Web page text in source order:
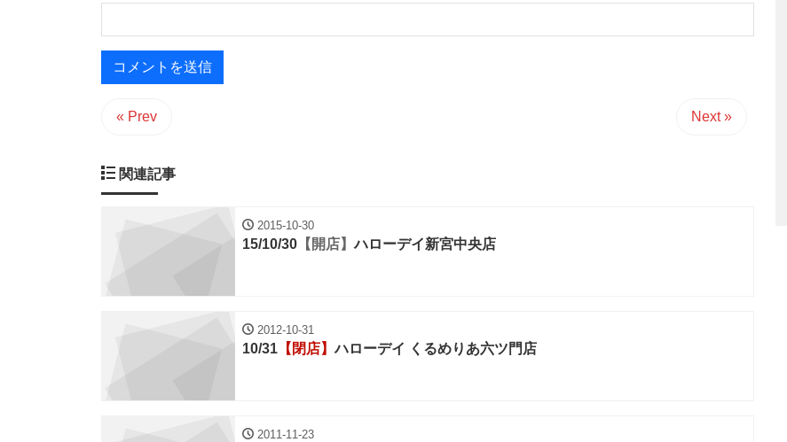
« Prev Next »
関連記事
2015-10-30
15/10/30 【開店】ハローデイ新宮中央店
2012-10-31
10/31 【閉店】ハローデイ くるめりあ六ツ門店
2011-11-23